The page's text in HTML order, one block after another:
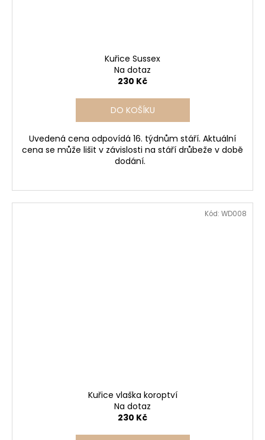
Kuřice Sussex
Na dotaz
230 Kč
DO KOŠÍKU
Uvedená cena odpovídá 16. týdnům stáří. Aktuální
cena se může lišit v závislosti na stáří drůbeže v době
dodání.
Kuřice vlaška koroptví
Na dotaz
230 Kč
Kód: WD008